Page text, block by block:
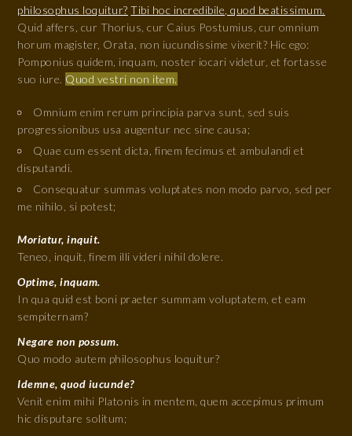
philosophus loquitur? Tibi hoc incredibile, quod beatissimum.
Quid affers, cur Thorius, cur Caius Postumius, cur omnium
horum magister, Orata, non iucundissime vixerit? Hic ego:
Pomponius quidem, inquam, noster iocari videtur, et fortasse
suo iure. Quod vestri non item.
Omnium enim rerum principia parva sunt, sed suis
progressionibus usa augentur nec sine causa;
Quae cum essent dicta, finem fecimus et ambulandi et
disputandi.
Consequatur summas voluptates non modo parvo, sed per
me nihilo, si potest;
Moriatur, inquit.
Teneo, inquit, finem illi videri nihil dolere.
Optime, inquam.
In qua quid est boni praeter summam voluptatem, et eam
sempiternam?
Negare non possum.
Quo modo autem philosophus loquitur?
Idemne, quod iucunde?
Venit enim mihi Platonis in mentem, quem accepimus primum
hic disputare solitum;